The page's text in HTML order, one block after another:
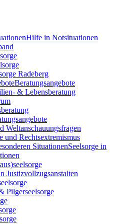
Hilfe in Notsituationen
Radeberg
Beratungsangebote
& Lebensberatung
Weltanschauungsfragen
und Rechtsextremismus
Seelsorge in
Justizvollzugsanstalten
Pilgerseelsorge